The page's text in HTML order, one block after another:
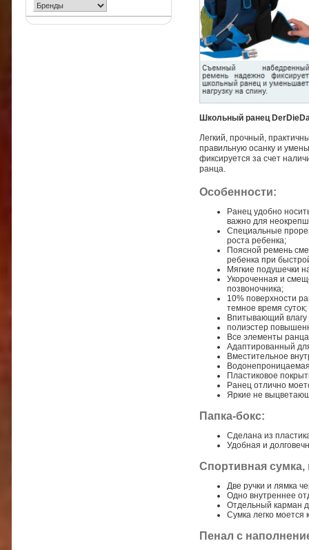
Школьный ранец
Легкий, прочный,
правильную осанку и
фиксируется за счет
ранца.
Особенности:
Ранец удобно
важно для
Cпециальные
роста ребенка;
Поясной ремень
ребенка при
Мягкие подушечки
Укороченная и
позвоночника;
10% поверхности
темное время суток;
Впитывающий влагу
полиэстер
Все элементы
Адаптированный
Вместительное
Пластиковое
Ранец отлично
Яркие не
Папка-бокс:
Сделана из
Удобная и
Спортивная
Две ручки и лямка
Одно внутреннее
Отдельный карман
Сумка легко моется
Пенал с